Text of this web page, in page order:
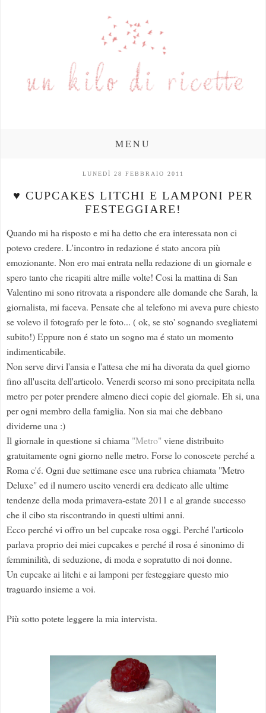
MENU
LUNEDÌ 28 FEBBRAIO 2011
♥ CUPCAKES LITCHI E LAMPONI PER
FESTEGGIARE!
Quando mi ha risposto e mi ha detto che era interessata non ci
potevo credere. L'incontro in redazione é stato ancora più
emozionante. Non ero mai entrata nella redazione di un giornale e
spero tanto che ricapiti altre mille volte! Cosi la mattina di San
Valentino mi sono ritrovata a rispondere alle domande che Sarah, la
giornalista, mi faceva. Pensate che al telefono mi aveva pure chiesto
se volevo il fotografo per le foto... ( ok, se sto' sognando svegliatemi
subito!) Eppure non é stato un sogno ma é stato un momento
indimenticabile.
Non serve dirvi l'ansia e l'attesa che mi ha divorata da quel giorno
fino all'uscita dell'articolo. Venerdi scorso mi sono precipitata nella
metro per poter prendere almeno dieci copie del giornale. Eh si, una
per ogni membro della famiglia. Non sia mai che debbano
dividerne una :)
Il giornale in questione si chiama "Metro" viene distribuito
gratuitamente ogni giorno nelle metro. Forse lo conoscete perché a
Roma c'é. Ogni due settimane esce una rubrica chiamata "Metro
Deluxe" ed il numero uscito venerdi era dedicato alle ultime
tendenze della moda primavera-estate 2011 e al grande successo
che il cibo sta riscontrando in questi ultimi anni.
Ecco perché vi offro un bel cupcake rosa oggi. Perché l'articolo
parlava proprio dei miei cupcakes e perché il rosa é sinonimo di
femminilità, di seduzione, di moda e sopratutto di noi donne.
Un cupcake ai litchi e ai lamponi per festeggiare questo mio
traguardo insieme a voi.
Più sotto potete leggere la mia intervista.